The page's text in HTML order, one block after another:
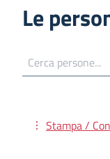
Le
Cerca persone...
Stampa /